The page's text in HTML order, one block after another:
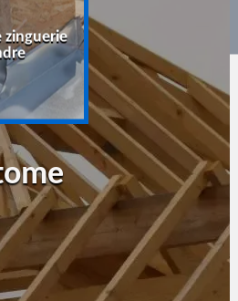
zinguerie
Urgence fuite de
toiture 36